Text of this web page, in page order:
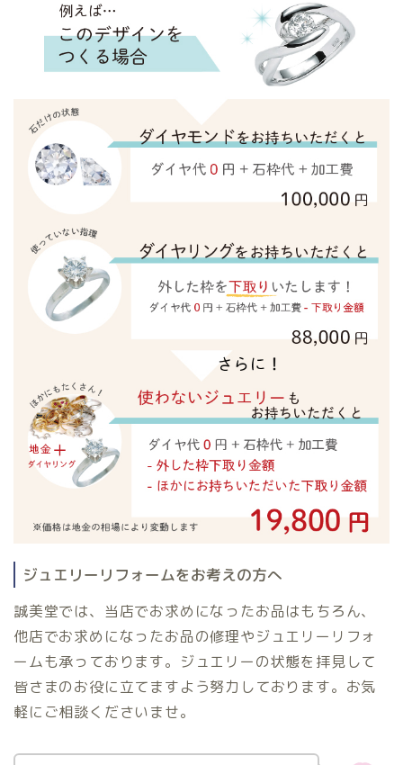
ジュエリーリフォームをお考えの方へ
誠美堂では、当店でお求めになったお品はもちろん、
他店でお求めになったお品の修理やジュエリーリフォ
ームも承っております。ジュエリーの状態を拝見して
皆さまのお役に立てますよう努力しております。お気
軽にご相談くださいませ。